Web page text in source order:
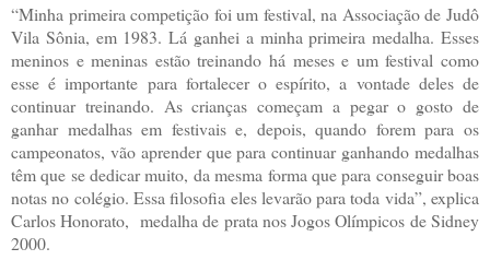
“Minha primeira competição foi um festival, na Associação de Judô
Vila Sônia, em 1983. Lá ganhei a minha primeira medalha. Esses
meninos e meninas estão treinando há meses e um festival como
esse é importante para fortalecer o espírito, a vontade deles de
continuar treinando. As crianças começam a pegar o gosto de
ganhar medalhas em festivais e, depois, quando forem para os
campeonatos, vão aprender que para continuar ganhando medalhas
têm que se dedicar muito, da mesma forma que para conseguir boas
notas no colégio. Essa filosofia eles levarão para toda vida”, explica
Carlos Honorato, medalha de prata nos Jogos Olímpicos de Sidney
2000.